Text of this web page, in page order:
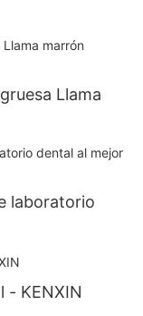
Llama
laboratorio
- KENXIN